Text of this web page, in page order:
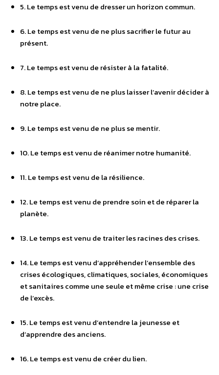
5. Le temps est venu de dresser un horizon commun.
6. Le temps est venu de ne plus sacrifier le futur au
présent.
7. Le temps est venu de résister à la fatalité.
8. Le temps est venu de ne plus laisser l’avenir décider à
notre place.
9. Le temps est venu de ne plus se mentir.
10. Le temps est venu de réanimer notre humanité.
11. Le temps est venu de la résilience.
12. Le temps est venu de prendre soin et de réparer la
planète.
13. Le temps est venu de traiter les racines des crises.
14. Le temps est venu d’appréhender l’ensemble des
crises écologiques, climatiques, sociales, économiques
et sanitaires comme une seule et même crise : une crise
de l’excès.
15. Le temps est venu d’entendre la jeunesse et
d’apprendre des anciens.
16. Le temps est venu de créer du lien.